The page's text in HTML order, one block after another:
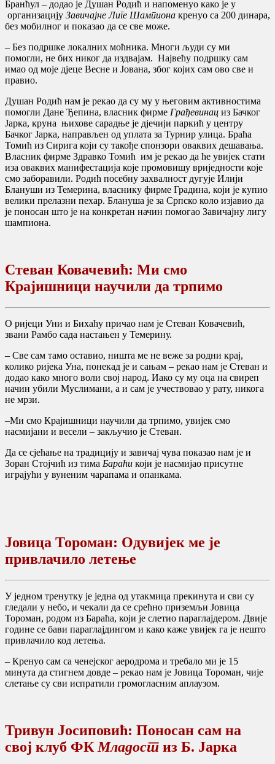
Бранћул – додао је Душан Родић и напоменуо како је у
организацију Завичајне Лиге Шампиона кренуо са 200 динара,
без мобилног и показао да се све може.
– Без подршке локалних моћника. Многи људи су ми
помогли, не бих никог да издвајам. Највећу подршку сам
имао од моје дјеце Весне и Јована, због којих сам ово све и
правио.
Душан Родић нам је рекао да су му у његовим активностима
помогли Дане Ђепина, власник фирме Грађевинац из Бачког
Јарка, круна њихове сарадње је дјечији паркић у центру
Бачког Јарка, направљен од уплата за Турнир улица. Браћа
Томић из Сирига који су такође спонзори оваквих дешавања.
Власник фирме Здравко Томић им је рекао да ће увијек стати
иза оваквих манифестација које промовишу вриједности које
смо заборавили. Родић посебну захвалност дугује Илији
Блануши из Темерина, власнику фирме Градина, који је купио
велики прелазни пехар. Блануша је за Српско коло изјавио да
је поносан што је на конкретан начин помогао Завичајну лигу
шампиона.
Стеван Ковачевић: Mи смо
Крајишници научили да трпимо
О ријеци Уни и Бихаћу причао нам је Стеван Ковачевић,
звани Рамбо сада настањен у Темерину.
– Све сам тамо оставио, ништа ме не веже за родни крај,
колико ријека Уна, понекад је и сањам – рекао нам је Стеван и
додао како много воли свој народ. Иако су му оца на свиреп
начин убили Муслимани, а и сам је учествовао у рату, никога
не мрзи.
–Ми смо Крајишници научили да трпимо, увијек смо
насмијани и весели – закључио је Стеван.
Да се сјећање на традицију и завичај чува показао нам је и
Зоран Стојчић из тима Бараћи који је насмијао присутне
играјући у вуненим чарапама и опанкама.
Јовица Тороман: Одувијек ме је
привлачило летење
У једном тренутку је једна од утакмица прекинута и сви су
гледали у небо, и чекали да се срећно приземљи Јовица
Тороман, родом из Бараћа, који је слетио параглајдером. Двије
године се бави параглајдингом и како каже увијек га је нешто
привлачило код летења.
– Кренуо сам са ченејског аеродрома и требало ми је 15
минута да стигнем довде – рекао нам је Јовица Тороман, чије
слетање су сви испратили громогласним аплаузом.
Тривун Јосиповић: Поносан сам на
свој клуб ФК Младост из Б. Јарка